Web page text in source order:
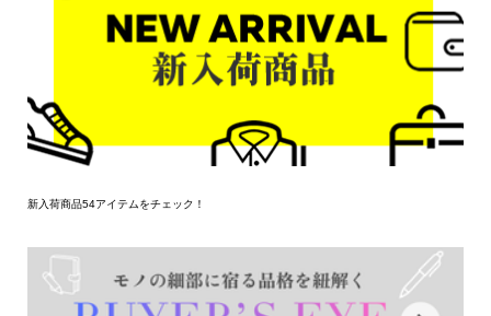
新入荷商品54アイテムをチェック！